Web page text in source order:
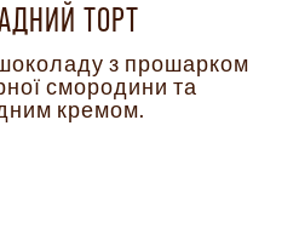
ТОРТ
шоколаду з прошарком
смородини та
кремом.